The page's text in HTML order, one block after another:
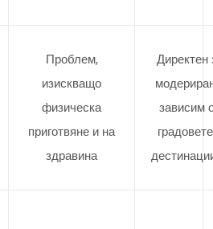
Проблем,
изискващо
физическа
приготвяне и на
здравина
Директен
зависим